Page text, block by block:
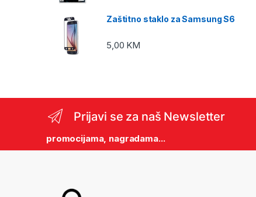
Zaštitno staklo za Samsung S6
5,00 KM
Prijavi se za naš Newsletter
promocijama, nagradama...